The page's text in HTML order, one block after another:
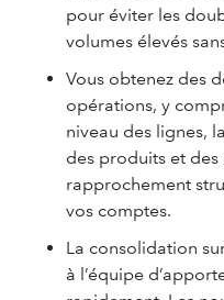
pour éviter les
volumes élevés
Vous obtenez des
opérations, y
niveau des lignes,
des produits et
rapprochement
vos comptes.
La consolidation
à l’équipe